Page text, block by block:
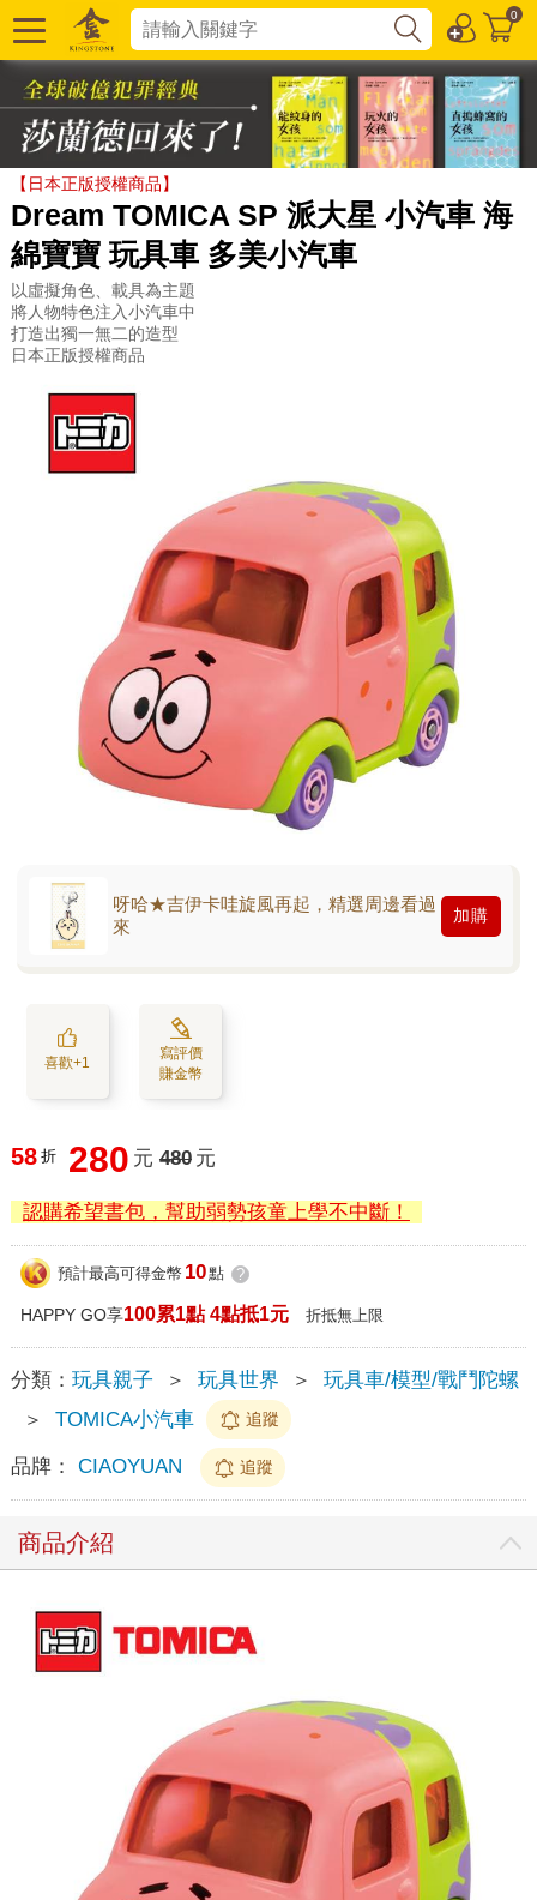
0
【日本正版授權商品】
Dream TOMICA SP 派大星 小汽車 海
綿寶寶 玩具車 多美小汽車
以虛擬角色、載具為主題
將人物特色注入小汽車中
打造出獨一無二的造型
日本正版授權商品
呀哈★吉伊卡哇旋風再起，精選周邊看過
來
加購
喜歡+1
寫評價
賺金幣
58 折 280 元 480 元
認購希望書包，幫助弱勢孩童上學不中斷！
預計最高可得金幣 10點 ?
HAPPY GO享100累1點 4點抵1元 折抵無上限
分類： 玩具親子 ＞ 玩具世界 ＞
玩具車/模型/戰鬥陀螺
＞
TOMICA小汽車 追蹤
品牌： CIAOYUAN 追蹤
商品介紹